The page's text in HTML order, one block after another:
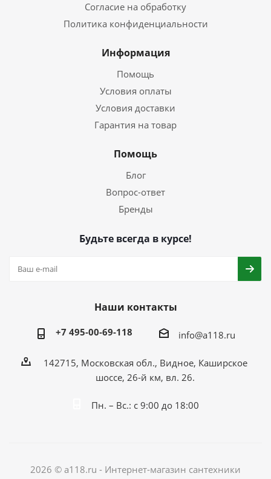
Согласие на обработку
Политика конфиденциальности
Информация
Помощь
Условия оплаты
Условия доставки
Гарантия на товар
Помощь
Блог
Вопрос-ответ
Бренды
Будьте всегда в курсе!
Наши контакты
+7 495-00-69-118 info@a118.ru
142715, Московская обл., Видное, Каширское
шоссе, 26-й км, вл. 26.
Пн. – Вс.: с 9:00 до 18:00
2026 © a118.ru - Интернет-магазин сантехники